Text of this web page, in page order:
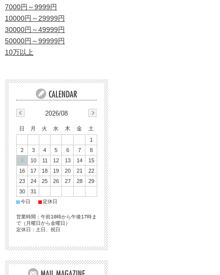
7000円～9999円
10000円～29999円
30000円～49999円
50000円～99999円
10万以上
2026/08
日 月 火 水 木 金
土
1
2
3 4 5 6 7
8
9
10 11 12 13 14
15
16
17 18 19 20 21
22
23
24 25 26 27 28
29
30
31
■今日 ■定休日
営業時間：午前10時から午後17時ま
で（月曜日から金曜日）
定休日：土日、祝日